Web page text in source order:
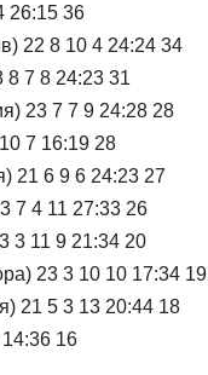
26:15 36
22 8 10 4 24:24 34
7 8 24:23 31
23 7 7 9 24:28 28
7 16:19 28
21 6 9 6 24:23 27
7 4 11 27:33 26
3 11 9 21:34 20
23 3 10 10 17:34
21 5 3 13 20:44 18
16